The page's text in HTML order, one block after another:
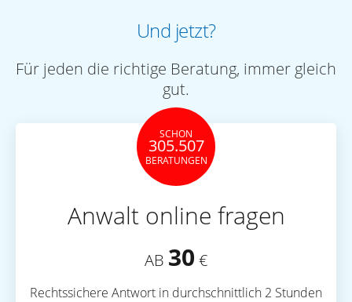
Und jetzt?
Für jeden die richtige Beratung, immer gleich
gut.
SCHON
305.507
BERATUNGEN
Anwalt online fragen
AB 30 €
Rechtssichere Antwort in durchschnittlich 2 Stunden